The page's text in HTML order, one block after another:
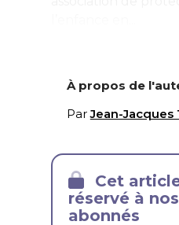
À propos de
ParJean-Jacques
Cet
réservé à nos
abonnés